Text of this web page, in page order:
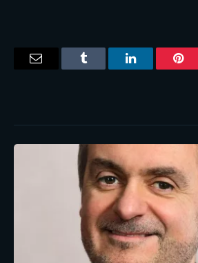
بينتيريستلينكدإن Tumblr
البريد